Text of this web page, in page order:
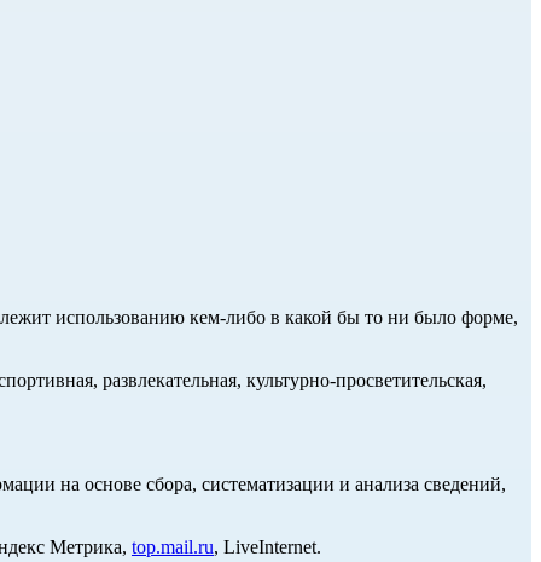
использованию кем-либо в какой бы то ни было форме,
развлекательная, культурно-просветительская,
на основе сбора, систематизации и анализа сведений,
Метрика, top.mail.ru, LiveInternet.